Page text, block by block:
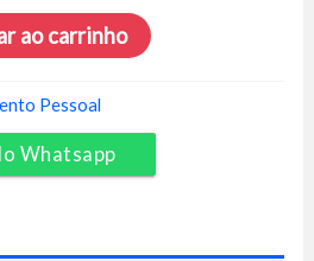
ao carrinho
Pessoal
Whatsapp